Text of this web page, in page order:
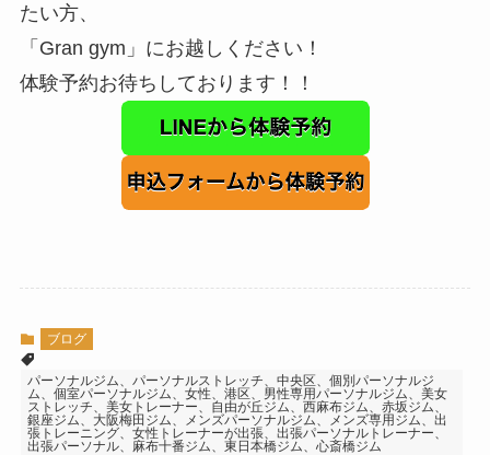
たい方、
「Gran gym」にお越しください！
体験予約お待ちしております！！
ブログ
パーソナルジム、パーソナルストレッチ、中央区、個別パーソナルジ
ム、個室パーソナルジム、女性、港区、男性専用パーソナルジム、美女
ストレッチ、美女トレーナー、自由が丘ジム、西麻布ジム、赤坂ジム、
銀座ジム、大阪梅田ジム、メンズパーソナルジム、メンズ専用ジム、出
張トレーニング、女性トレーナーが出張、出張パーソナルトレーナー、
出張パーソナル、麻布十番ジム、東日本橋ジム、心斎橋ジム